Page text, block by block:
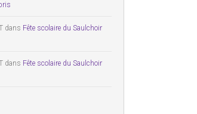
dans Fête scolaire du Saulchoir
dans Fête scolaire du Saulchoir